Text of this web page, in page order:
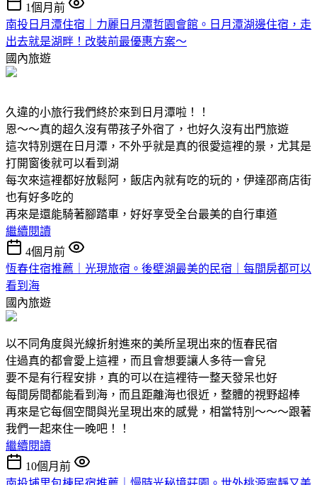
1個月前
南投日月潭住宿｜力麗日月潭哲園會館。日月潭湖邊住宿，走
出去就是湖畔！改裝前最優惠方案～
國內旅遊
久違的小旅行我們終於來到日月潭啦！！
恩～～真的超久沒有帶孩子外宿了，也好久沒有出門旅遊
這次特別選在日月潭，不外乎就是真的很愛這裡的景，尤其是
打開窗後就可以看到湖
每次來這裡都好放鬆阿，飯店內就有吃的玩的，伊達邵商店街
也有好多吃的
再來是還能騎著腳踏車，好好享受全台最美的自行車道
繼續閱讀
4個月前
恆春住宿推薦｜光現旅宿。後壁湖最美的民宿｜每間房都可以
看到海
國內旅遊
以不同角度與光線折射進來的美所呈現出來的恆春民宿
住過真的都會愛上這裡，而且會想要讓人多待一會兒
要不是有行程安排，真的可以在這裡待一整天發呆也好
每間房間都能看到海，而且距離海也很近，整體的視野超棒
再來是它每個空間與光呈現出來的感覺，相當特別～～～跟著
我們一起來住一晚吧！！
繼續閱讀
10個月前